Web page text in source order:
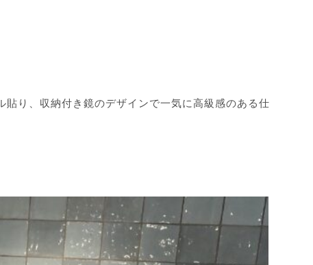
り、収納付き鏡のデザインで一気に高級感のある仕